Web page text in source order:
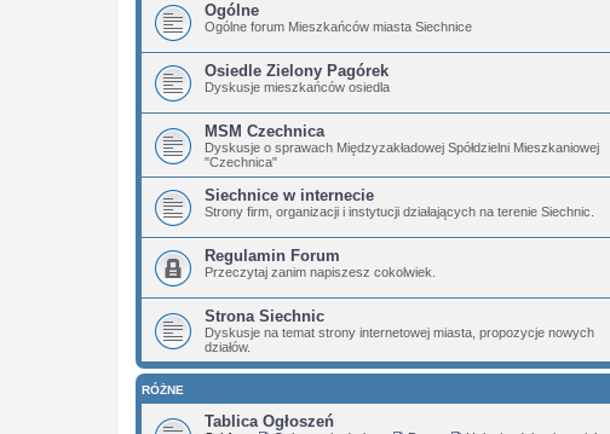
Ogólne
Ogólne forum Mieszkańców miasta Siechnice
Osiedle Zielony Pagórek
Dyskusje mieszkańców osiedla
MSM Czechnica
Dyskusje o sprawach Międzyzakładowej Spółdzielni Mieszkaniowej
"Czechnica"
Siechnice w internecie
Strony firm, organizacji i instytucji działających na terenie Siechnic.
Regulamin Forum
Przeczytaj zanim napiszesz cokolwiek.
Strona Siechnic
Dyskusje na temat strony internetowej miasta, propozycje nowych
działów.
RÓŻNE
Tablica Ogłoszeń